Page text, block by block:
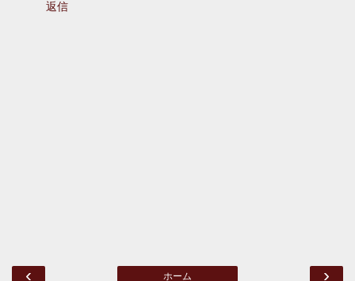
返信
‹ ›
ホーム